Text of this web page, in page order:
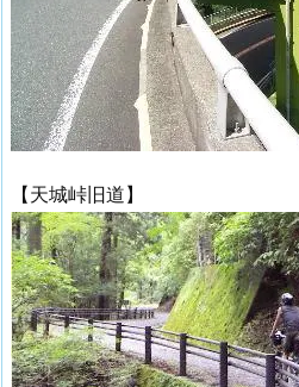
【天城峠旧道】